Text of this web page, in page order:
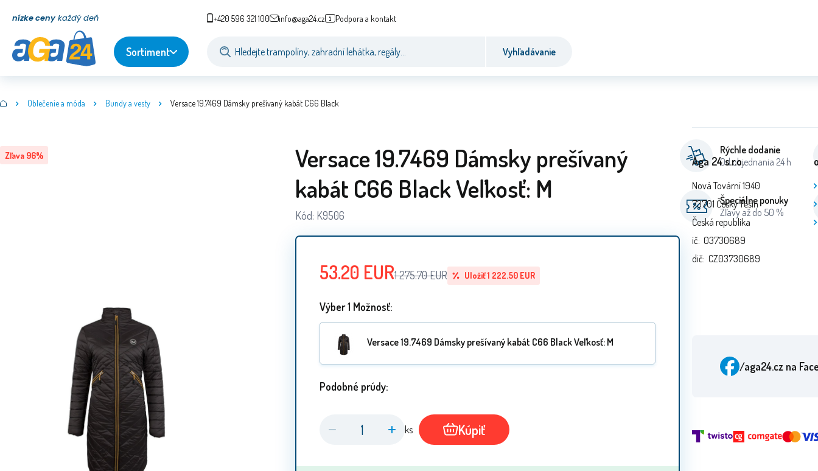
nízke ceny každý deň +420 596 321 100 info@aga24.cz Podpora a kontakt
Sortiment Vyhľadávanie
Oblečenie a móda Bundy a vesty Versace 19.7469 Dámsky prešívaný kabát C66 Black
Zľava 96%
Versace 19.7469 Dámsky prešívaný
kabát C66 Black Veľkosť: M
Kód: K9506
53.20 EUR1 275.70EUR Uložiť1 222.50 EUR
Výber 1 Možnosť:
Versace 19.7469 Dámsky prešívaný kabát C66 Black Veľkosť: M
Podobné prúdy:
ks Kúpiť
Rýchle dodanie
Od objednania 24 h
Špeciálne ponuky
Zľavy až do 50 %
Aga 24 s.r.o.
Nová Tovární 1940
73701 Český Těšín
Česká republika
ič: 03730689
dič: CZ03730689
/aga24.cz na